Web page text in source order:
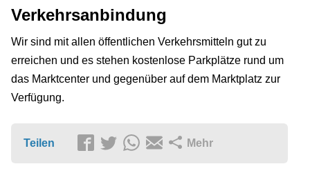
Verkehrsanbindung
Wir sind mit allen öffentlichen Verkehrsmitteln gut zu
erreichen und es stehen kostenlose Parkplätze rund um
das Marktcenter und gegenüber auf dem Marktplatz zur
Verfügung.
Teilen Mehr